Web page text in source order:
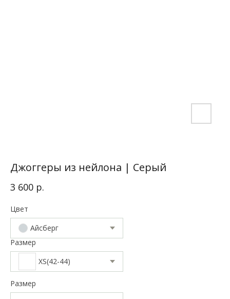
Джоггеры из нейлона | Серый
3 600 р.
Цвет
Айсберг
Размер
XS(42-44)
Размер